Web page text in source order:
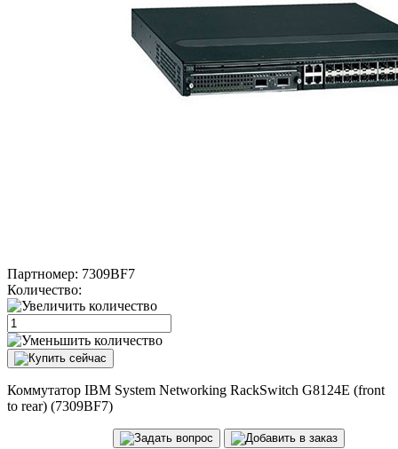
Партномер: 7309BF7
Количество:
Коммутатор IBM System Networking RackSwitch G8124E (front
to rear) (7309BF7)